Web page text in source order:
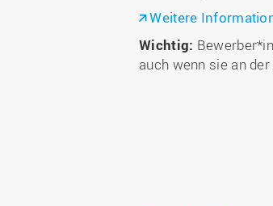
Weitere
Wichtig:
auch wenn sie an